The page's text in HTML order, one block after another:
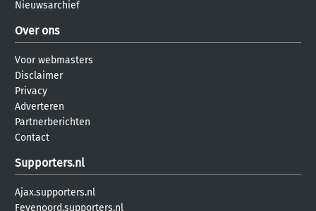
Nieuwsarchief
Over ons
Voor webmasters
Disclaimer
Privacy
Adverteren
Partnerberichten
Contact
Supporters.nl
Ajax.supporters.nl
Feyenoord.supporters.nl